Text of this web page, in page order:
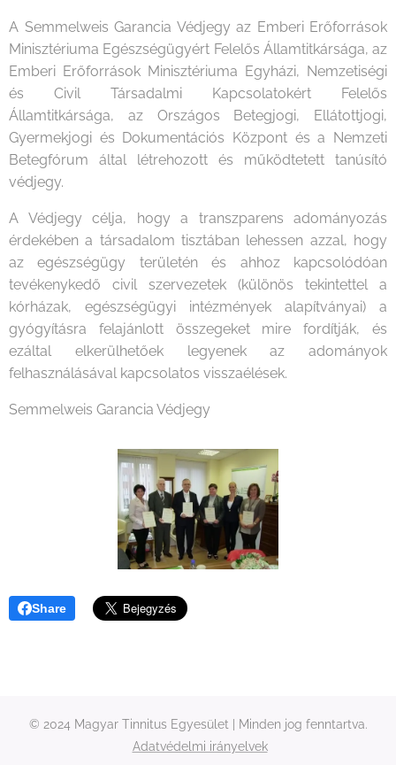
A Semmelweis Garancia Védjegy az Emberi Erőforrások
Minisztériuma Egészségügyért Felelős Államtitkársága, az
Emberi Erőforrások Minisztériuma Egyházi, Nemzetiségi
és Civil Társadalmi Kapcsolatokért Felelős
Államtitkársága, az Országos Betegjogi, Ellátottjogi,
Gyermekjogi és Dokumentációs Központ és a Nemzeti
Betegfórum által létrehozott és működtetett tanúsító
védjegy.
A Védjegy célja, hogy a transzparens adományozás
érdekében a társadalom tisztában lehessen azzal, hogy
az egészségügy területén és ahhoz kapcsolódóan
tevékenykedő civil szervezetek (különös tekintettel a
kórházak, egészségügyi intézmények alapítványai) a
gyógyításra felajánlott összegeket mire fordítják, és
ezáltal elkerülhetőek legyenek az adományok
felhasználásával kapcsolatos visszaélések.
Semmelweis Garancia Védjegy
Share
© 2024 Magyar Tinnitus Egyesület | Minden jog fenntartva.
Adatvédelmi irányelvek